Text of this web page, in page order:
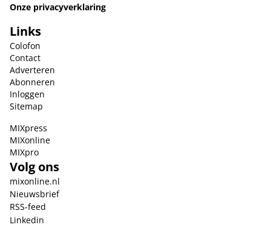
Onze privacyverklaring
Links
Colofon
Contact
Adverteren
Abonneren
Inloggen
Sitemap
MIXpress
MIXonline
MIXpro
Volg ons
mixonline.nl
Nieuwsbrief
RSS-feed
Linkedin